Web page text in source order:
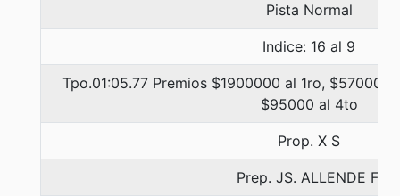
Pista Normal
Indice: 16 al 9
Tpo.01:05.77 Premios $1900000 al 1ro,
$95000 al 4to
Prop. X S
Prep. JS. ALLENDE F.